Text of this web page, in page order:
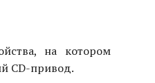
на котором
CD-привод.